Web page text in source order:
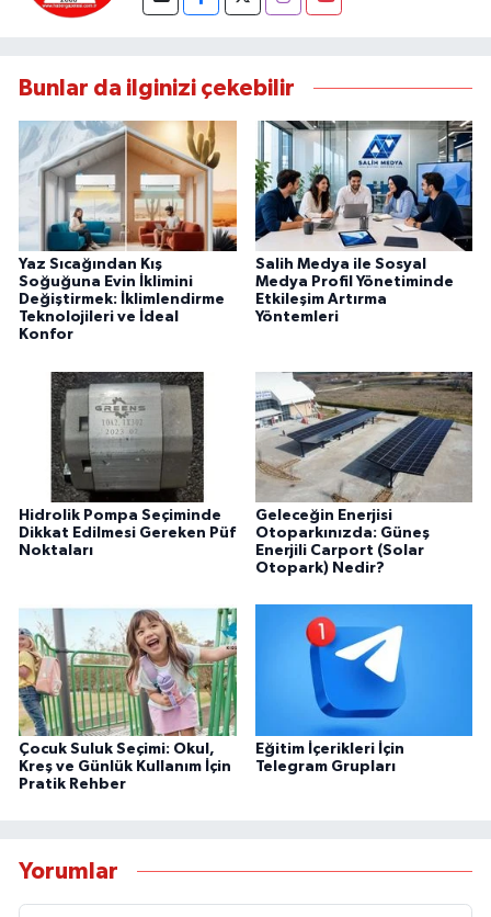
Bunlar da ilginizi çekebilir
Yaz Sıcağından Kış
Soğuğuna Evin İklimini
Değiştirmek: İklimlendirme
Teknolojileri ve İdeal
Konfor
Salih Medya ile Sosyal
Medya Profil Yönetiminde
Etkileşim Artırma
Yöntemleri
Hidrolik Pompa Seçiminde
Dikkat Edilmesi Gereken Püf
Noktaları
Geleceğin Enerjisi
Otoparkınızda: Güneş
Enerjili Carport (Solar
Otopark) Nedir?
Çocuk Suluk Seçimi: Okul,
Kreş ve Günlük Kullanım İçin
Pratik Rehber
Eğitim İçerikleri İçin
Telegram Grupları
Yorumlar